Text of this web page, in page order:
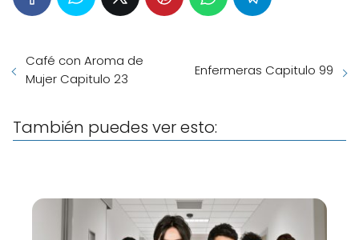
Café con Aroma de
Mujer Capitulo 23
Enfermeras Capitulo 99
También puedes ver esto: